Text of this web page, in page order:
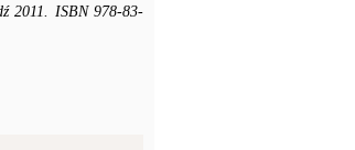
2011. ISBN 978-83-